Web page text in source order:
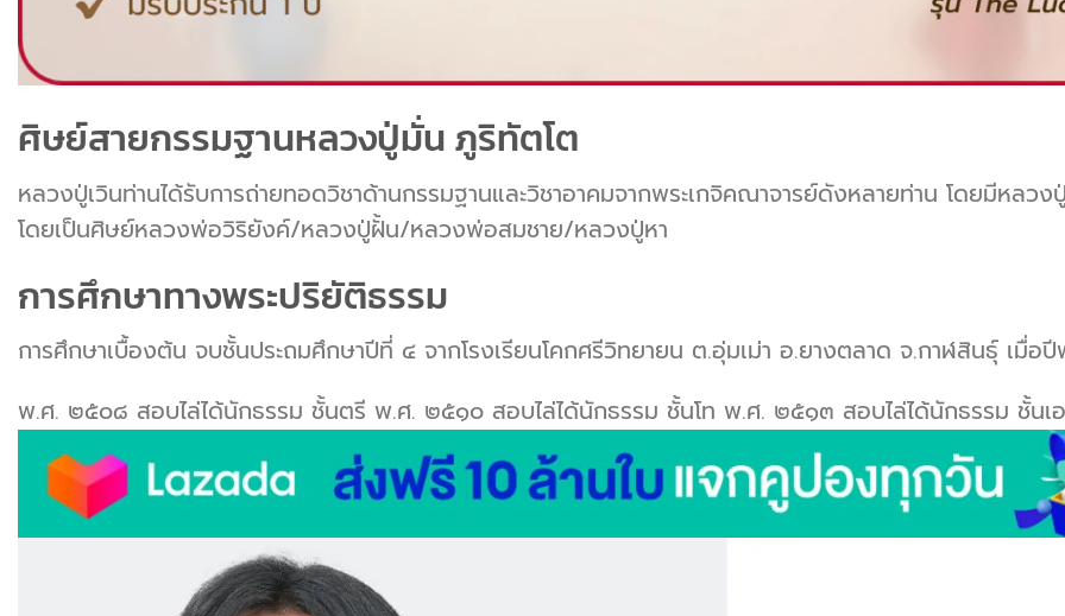
ศิษย์สายกรรมฐานหลวงปู่มั่น ภูริทัตโต
หลวงปู่เวินท่านได้รับการถ่ายทอดวิชาด้านกรรมฐานและวิชาอาคมจากพระเกจิคณาจารย์ดังหลายท่าน โดยมีหล
โดยเป็นศิษย์หลวงพ่อวิริยังค์/หลวงปู่ฝั้น/หลวงพ่อสมชาย/หลวงปู่หา
การศึกษาทางพระปริยัติธรรม
การศึกษาเบื้องต้น จบชั้นประถมศึกษาปีที่ ๔ จากโรงเรียนโคกศรีวิทยายน ต.อุ่มเม่า อ.ยางตลาด จ.กาฬสินธุ์ เมื่อ
พ.ศ. ๒๕๐๘ สอบไล่ได้นักธรรม ชั้นตรี พ.ศ. ๒๕๑๐ สอบไล่ได้นักธรรม ชั้นโท พ.ศ. ๒๕๑๓ สอบไล่ได้นักธรรม ชั้นเ